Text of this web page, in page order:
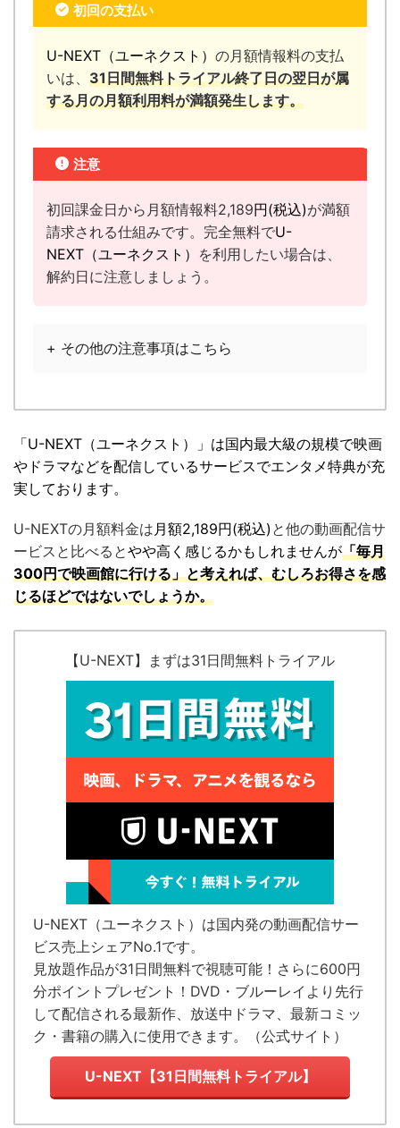
初回の支払い
U-NEXT（ユーネクスト） の月額情報料の支払
いは、 31日間無料トライアル終了日の翌日が属
する月の月額利用料が満額発生します。
注意
初回課金日から月額情報料2,189円(税込)が満額
請求される仕組みです。完全無料でU-
NEXT（ユーネクスト） を利用したい場合は、
解約日に注意しましょう。
+ その他の注意事項はこちら
「U-NEXT（ユーネクスト）」は国内最大級の規模で映画
やドラマなどを配信しているサービスでエンタメ特典が充
実しております。
U-NEXTの月額料金は 月額2,189円(税込) と他の動画配信サ
ービスと比べるとやや高く感じるかもしれませんが「毎月
300円で映画館に行ける」と考えれば、むしろお得さを感
じるほどではないでしょうか。
【U-NEXT】まずは31日間無料トライアル
U-NEXT（ユーネクスト） は国内発の動画配信サー
ビス売上シェアNo.1です。
見放題作品が31日間無料で視聴可能！ さらに600円
分ポイントプレゼント！DVD・ブルーレイより先行
して配信される最新作、放送中ドラマ、最新コミッ
ク・書籍の購入に使用できます。（公式サイト ）
U-NEXT【31日間無料トライアル】